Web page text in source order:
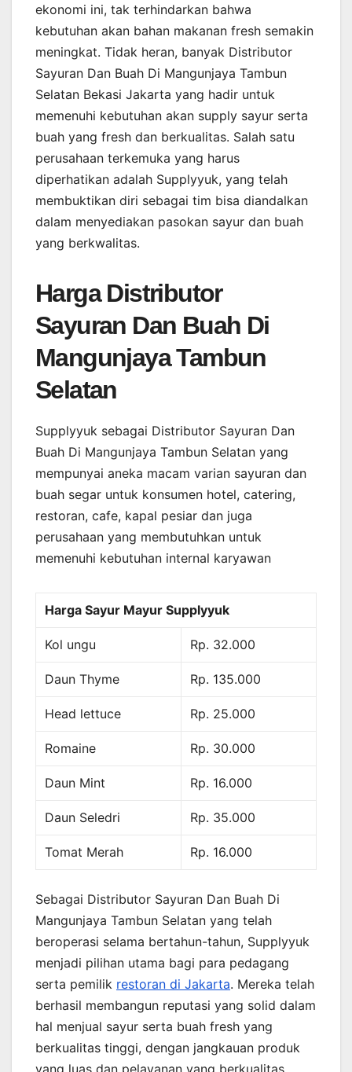
ekonomi ini, tak terhindarkan bahwa
kebutuhan akan bahan makanan fresh semakin
meningkat. Tidak heran, banyak Distributor
Sayuran Dan Buah Di Mangunjaya Tambun
Selatan Bekasi Jakarta yang hadir untuk
memenuhi kebutuhan akan supply sayur serta
buah yang fresh dan berkualitas. Salah satu
perusahaan terkemuka yang harus
diperhatikan adalah Supplyyuk, yang telah
membuktikan diri sebagai tim bisa diandalkan
dalam menyediakan pasokan sayur dan buah
yang berkwalitas.
Harga Distributor
Sayuran Dan Buah Di
Mangunjaya Tambun
Selatan
Supplyyuk sebagai Distributor Sayuran Dan
Buah Di Mangunjaya Tambun Selatan yang
mempunyai aneka macam varian sayuran dan
buah segar untuk konsumen hotel, catering,
restoran, cafe, kapal pesiar dan juga
perusahaan yang membutuhkan untuk
memenuhi kebutuhan internal karyawan
Harga Sayur Mayur Supplyyuk
Kol ungu Rp. 32.000
Daun Thyme Rp. 135.000
Head lettuce Rp. 25.000
Romaine Rp. 30.000
Daun Mint Rp. 16.000
Daun Seledri Rp. 35.000
Tomat Merah Rp. 16.000
Sebagai Distributor Sayuran Dan Buah Di
Mangunjaya Tambun Selatan yang telah
beroperasi selama bertahun-tahun, Supplyyuk
menjadi pilihan utama bagi para pedagang
serta pemilik restoran di Jakarta. Mereka telah
berhasil membangun reputasi yang solid dalam
hal menjual sayur serta buah fresh yang
berkualitas tinggi, dengan jangkauan produk
yang luas dan pelayanan yang berkualitas.